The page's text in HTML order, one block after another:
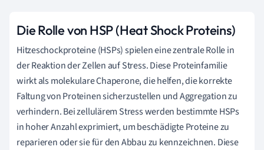
Die Rolle von HSP (Heat Shock Proteins)
Hitzeschockproteine (HSPs) spielen eine zentrale Rolle in
der Reaktion der Zellen auf Stress. Diese Proteinfamilie
wirkt als molekulare Chaperone, die helfen, die korrekte
Faltung von Proteinen sicherzustellen und Aggregation zu
verhindern. Bei zellulärem Stress werden bestimmte HSPs
in hoher Anzahl exprimiert, um beschädigte Proteine zu
reparieren oder sie für den Abbau zu kennzeichnen. Diese